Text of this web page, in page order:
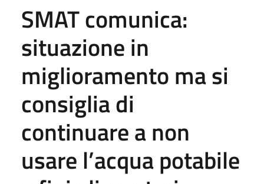
SMAT comunica:
situazione in
miglioramento ma si
consiglia di
continuare a non
usare l’acqua potabile